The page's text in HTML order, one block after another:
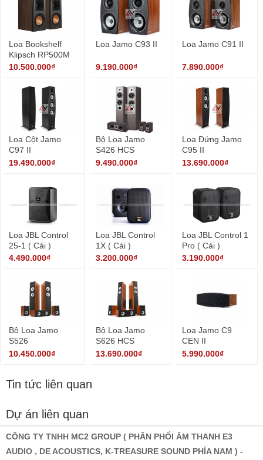
Loa Bookshelf
Klipsch RP500M
10.500.000₫
Loa Jamo C93 II
9.190.000₫
Loa Jamo C91 II
7.890.000₫
Loa Cột Jamo
C97 II
19.490.000₫
Bộ Loa Jamo
S426 HCS
9.490.000₫
Loa Đứng Jamo
C95 II
13.690.000₫
Loa JBL Control
25-1 ( Cái )
4.490.000₫
Loa JBL Control
1X ( Cái )
3.200.000₫
Loa JBL Control 1
Pro ( Cái )
3.190.000₫
Bộ Loa Jamo
S526
10.450.000₫
Bộ Loa Jamo
S626 HCS
13.690.000₫
Loa Jamo C9
CEN II
5.990.000₫
Tin tức liên quan
Dự án liên quan
CÔNG TY TNHH MC2 GROUP ( PHÂN PHỐI ÂM THANH E3
AUDIO , DE ACOUSTICS, K-TREASURE SOUND PHÍA NAM ) -